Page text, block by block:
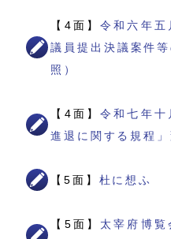
【4面】令和六年五
議員提出決議案件
照）
【4面】令和七年
進退に関する規程
【5面】 杜に想ふ
【5面】 太宰府博